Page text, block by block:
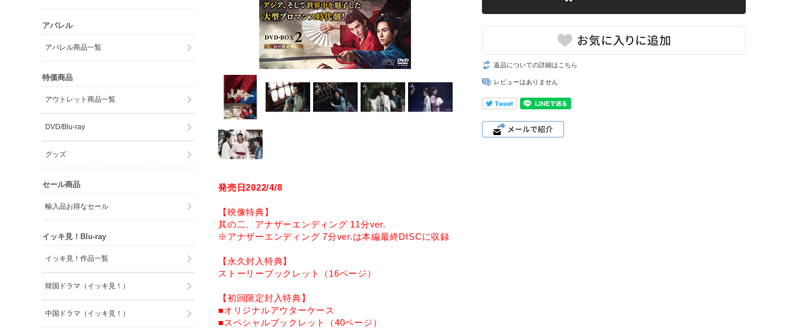
返品についての詳細はこちら
レビューはありません
発売日2022/4/8
【映像特典】
其の二、アナザーエンディング 11分ver.
※アナザーエンディング 7分ver.は本編最終DISCに収録
【永久封入特典】
ストーリーブックレット（16ページ）
【初回限定封入特典】
■オリジナルアウターケース
■スペシャルブックレット（40ページ）
アパレル
アパレル商品一覧
特価商品
アウトレット商品一覧
DVD/Blu-ray
グッズ
セール商品
輸入品お得なセール
イッキ見！Blu-ray
イッキ見！作品一覧
韓国ドラマ（イッキ見！）
中国ドラマ（イッキ見！）